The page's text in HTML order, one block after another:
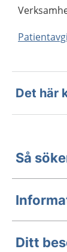
Det här
Så
Ditt